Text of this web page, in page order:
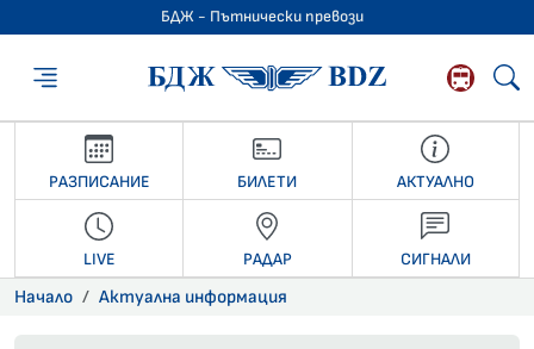
БДЖ - Пътнически превози
БДЖ -
РАЗПИСАНИЕ БИЛЕТИ АКТУАЛНО
LIVE РАДАР СИГНАЛИ
Начало Актуална информация